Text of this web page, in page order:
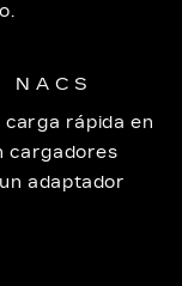
NACS
carga rápida en
cargadores
adaptador